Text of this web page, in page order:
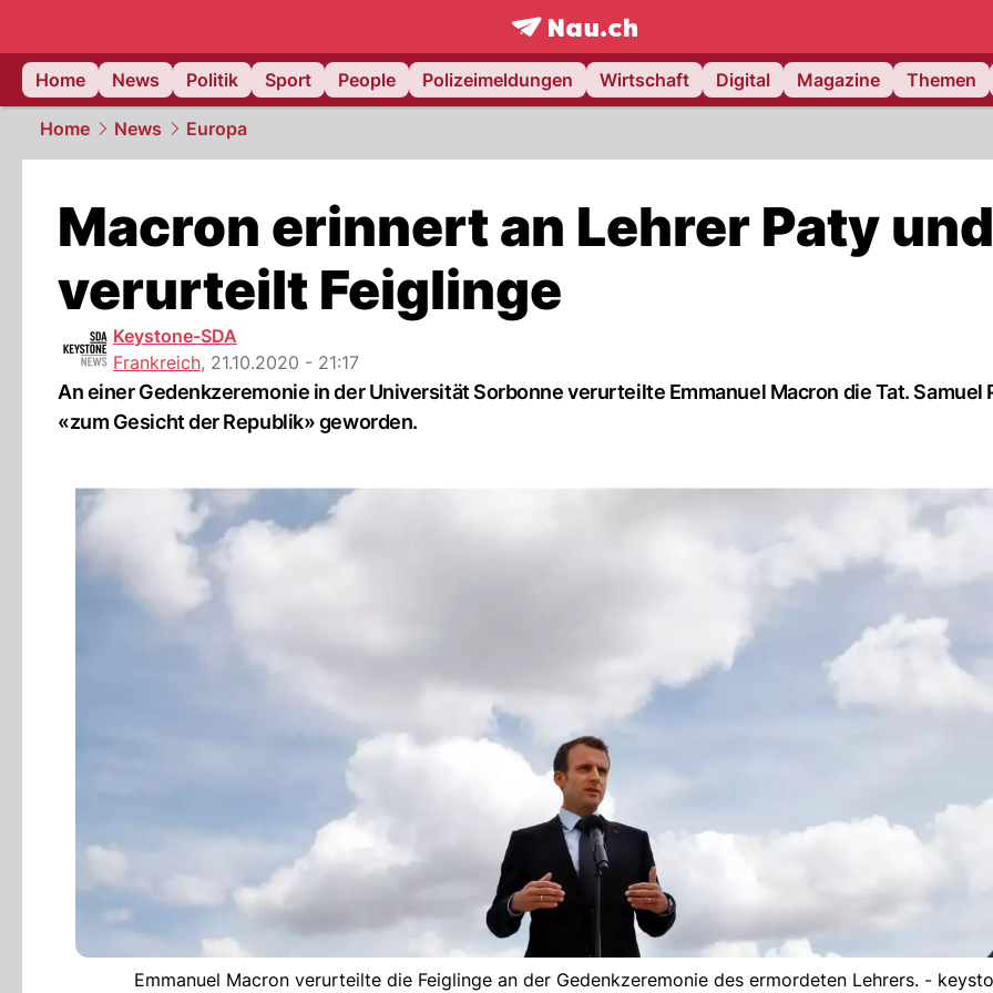
frontpage.NAU.ch
Home
News Politik Sport People Polizeimeldungen Wirtschaft Digital Magazine Themen
Home News Europa
Macron erinnert an Lehrer Paty und
verurteilt Feiglinge
Keystone-SDA
Frankreich, 21.10.2020 - 21:17
An einer Gedenkzeremonie in der Universität Sorbonne verurteilte Emmanuel Macron die Tat. Samuel
«zum Gesicht der Republik» geworden.
Emmanuel Macron verurteilte die Feiglinge an der Gedenkzeremonie des ermordeten Lehrers. -